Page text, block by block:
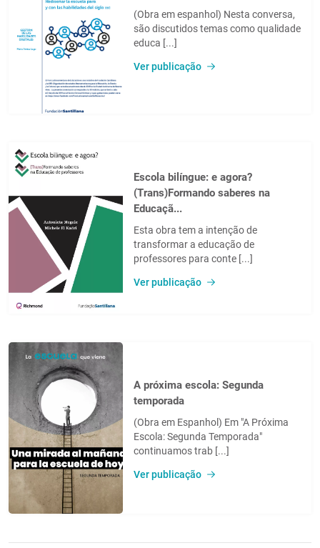
(Obra em espanhol) Nesta conversa,
são discutidos temas como qualidade
educa [...]
Ver publicação
Escola bilíngue: e agora?
(Trans)Formando saberes na
Educaçã...
Esta obra tem a intenção de
transformar a educação de
professores para conte [...]
Ver publicação
A próxima escola: Segunda
temporada
(Obra em Espanhol) Em "A Próxima
Escola: Segunda Temporada"
continuamos trab [...]
Ver publicação